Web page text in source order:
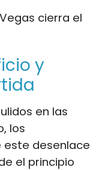
cierra el
y
en las
los
este desenlace
el principio